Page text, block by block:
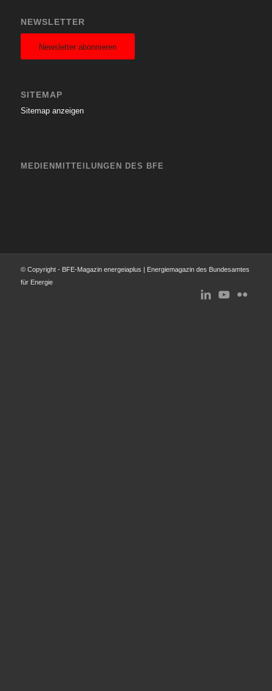
NEWSLETTER
Newsletter abonnieren
SITEMAP
Sitemap anzeigen
MEDIENMITTEILUNGEN DES BFE
© Copyright - BFE-Magazin energeiaplus | Energiemagazin des Bundesamtes
für Energie